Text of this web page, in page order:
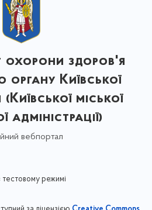
охорони здоров'я
органу Київської
міської
адміністрації)
вебпортал
тестовому режимі